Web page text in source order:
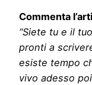
Commenta
“Siete tu e il
pronti a
esiste tempo
vivo adesso